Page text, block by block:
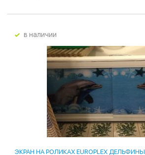
в наличии
ЭКРАН НА РОЛИКАХ EUROPLEX ДЕЛЬФИНЫ